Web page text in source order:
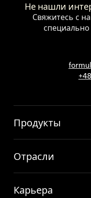
Не нашли
Свяжитесь с
Продукты
Отрасли
Карьера